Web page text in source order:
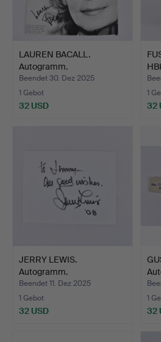
LAUREN BACALL.
Autogramm.
Beendet 30. Dez 2025
1 Gebot
32 USD
1
32
JERRY LEWIS.
Autogramm.
Beendet 11. Dez 2025
1 Gebot
32 USD
1
32